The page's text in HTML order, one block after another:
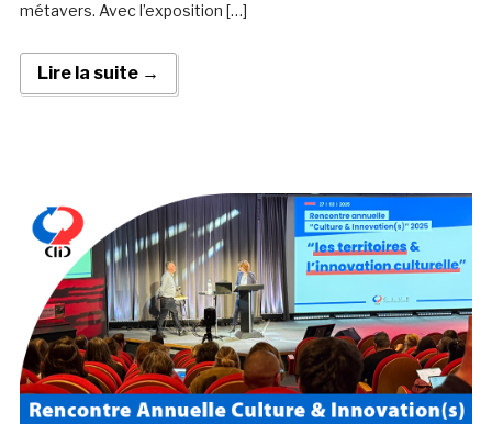
métavers. Avec l’exposition […]
Lire la suite →